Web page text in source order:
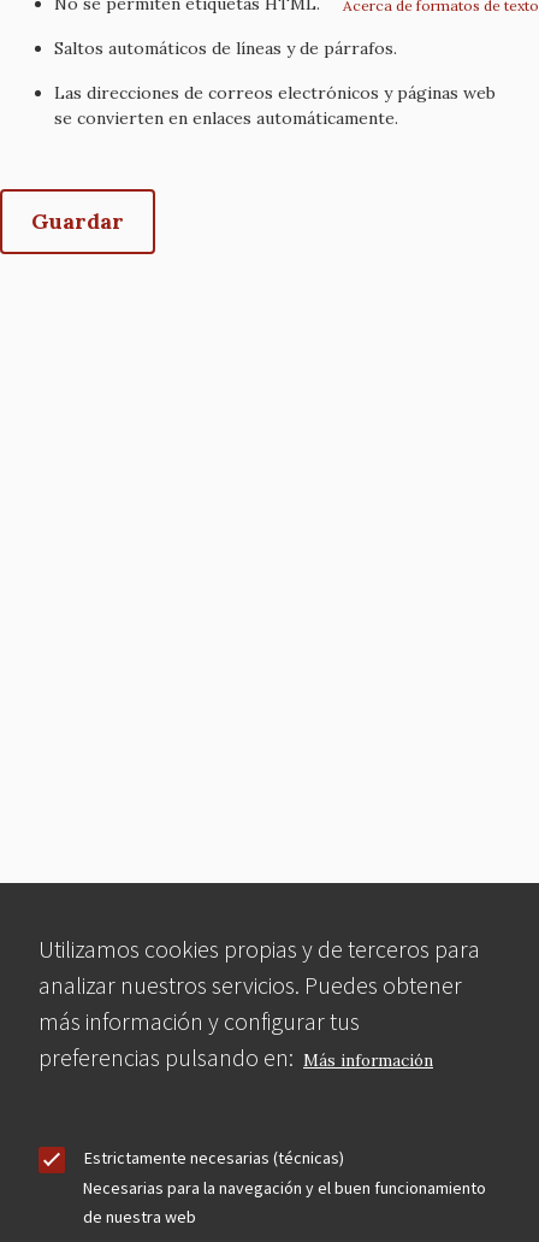
Utilizamos cookies propias y de terceros para
analizar nuestros servicios. Puedes obtener
más información y configurar tus
preferencias pulsando en: Más información
Estrictamente necesarias (técnicas)
Necesarias para la navegación y el buen funcionamiento
de nuestra web
Acerca de formatos de texto
Saltos automáticos de líneas y de párrafos.
Las direcciones de correos electrónicos y páginas web
se convierten en enlaces automáticamente.